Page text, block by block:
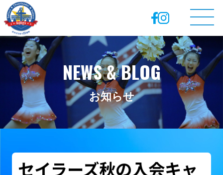
NEWS & BLOG
お知らせ
セイラーズ秋の入会キャ